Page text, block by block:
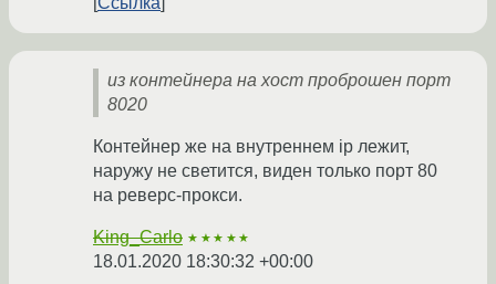
из контейнера на хост проброшен порт
8020
Контейнер же на внутреннем ip лежит,
наружу не светится, виден только порт 80
на реверс-прокси.
King_Carlo ★★★★★
18.01.2020 18:30:32 +00:00